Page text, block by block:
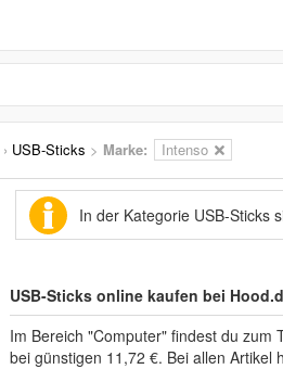
› USB-Sticks > Marke: Intenso
In der Kategorie USB-Sticks
USB-Sticks online kaufen bei
Im Bereich "Computer" findest du zum
bei günstigen 11,72 €. Bei allen Artikel